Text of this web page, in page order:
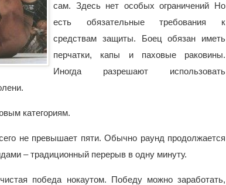
сам. Здесь нет особых ограничений Но
есть обязательные требования к
средствам защиты. Боец обязан иметь
перчатки, капы и паховые раковины.
Иногда разрешают использовать
категориям.
не превышает пяти. Обычно раунд продолжается
– традиционный перерыв в одну минуту.
победа нокаутом. Победу можно заработать,